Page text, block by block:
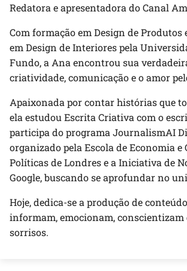
Redatora e apresentadora do Canal
Com formação em Design de Produtos
em Design de Interiores pela
Fundo, a Ana encontrou sua
criatividade, comunicação e o amor
Apaixonada por contar histórias que
ela estudou Escrita Criativa com o
participa do programa JournalismAI
organizado pela Escola de Economia e
Políticas de Londres e a Iniciativa de
Google, buscando se aprofundar no
Hoje, dedica-se a produção de
informam, emocionam, conscientizam
sorrisos.